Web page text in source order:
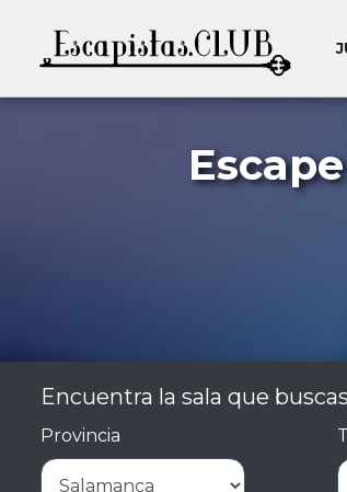
Encuentra la sala que buscas
Provincia